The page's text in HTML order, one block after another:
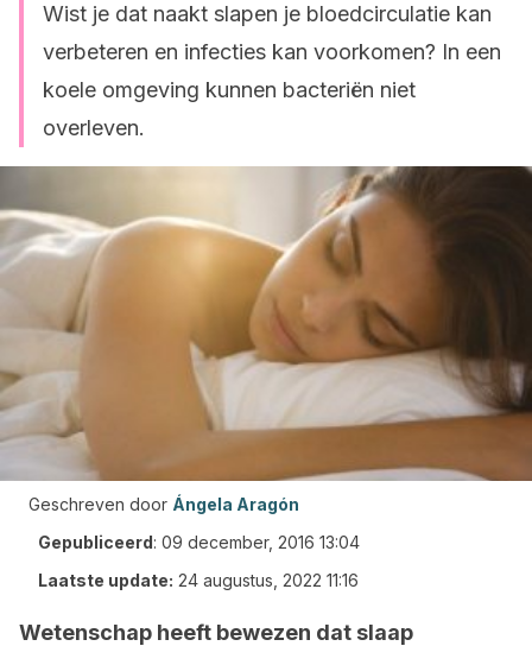
Wist je dat naakt slapen je bloedcirculatie kan
verbeteren en infecties kan voorkomen? In een
koele omgeving kunnen bacteriën niet
overleven.
Geschreven door Ángela Aragón
Gepubliceerd: 09 december, 2016 13:04
Laatste update: 24 augustus, 2022 11:16
Wetenschap heeft bewezen dat slaap